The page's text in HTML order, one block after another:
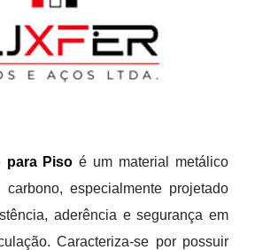
para Piso é um material metálico
especialmente projetado
aderência e segurança em
Caracteriza-se por possuir